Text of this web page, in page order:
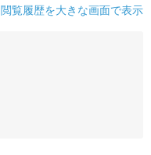
閲覧履歴を大きな画面で表示